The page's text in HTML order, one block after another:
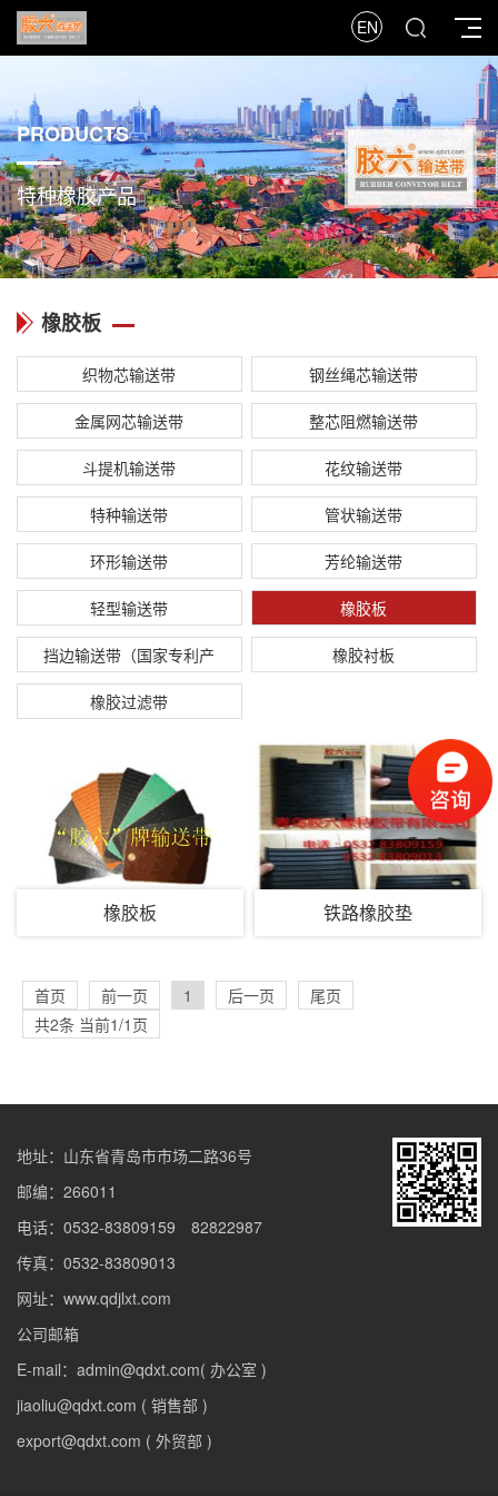
EN
PRODUCTS
特种橡胶产品
橡胶板
织物芯输送带 钢丝绳芯输送带
金属网芯输送带 整芯阻燃输送带
斗提机输送带 花纹输送带
特种输送带 管状输送带
环形输送带 芳纶输送带
轻型输送带 橡胶板
挡边输送带（国家专利产
品）
橡胶衬板
橡胶过滤带
橡胶板 铁路橡胶垫
首页 前一页 1 后一页
尾页
共2条 当前1/1页
地址：山东省青岛市市场二路36号
邮编：266011
电话：0532-83809159 82822987
传真：0532-83809013
网址：www.qdjlxt.com
公司邮箱
E-mail：admin@qdxt.com( 办公室 )
jiaoliu@qdxt.com ( 销售部 )
export@qdxt.com ( 外贸部 )